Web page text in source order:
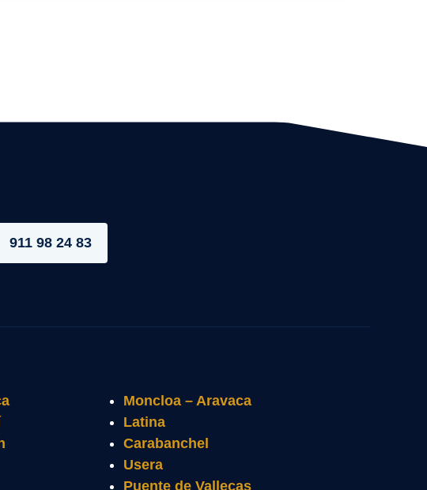
911 98 24 83
Moncloa – Aravaca
Latina
Carabanchel
Usera
Puente de Vallecas